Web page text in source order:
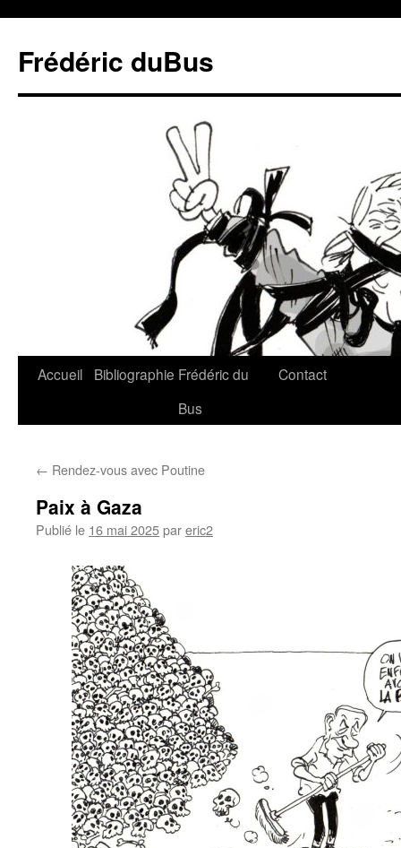
Frédéric duBus
Accueil Bibliographie Frédéric du
Bus
Contact
← Rendez-vous avec Poutine
Paix à Gaza
Publié le 16 mai 2025pareric2